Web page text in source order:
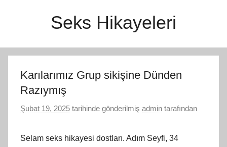
Seks Hikayeleri
Karılarımız Grup sikişine Dünden
Razıymış
Şubat 19, 2025 tarihinde gönderilmiş admin tarafından
Selam seks hikayesi dostları. Adım Seyfi, 34